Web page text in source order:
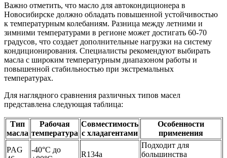
Важно отметить, что масло для автокондиционера в
Новосибирске должно обладать повышенной устойчивостью
к температурным колебаниям. Разница между летними и
зимними температурами в регионе может достигать 60-70
градусов, что создает дополнительные нагрузки на систему
кондиционирования. Специалисты рекомендуют выбирать
масла с широким температурным диапазоном работы и
повышенной стабильностью при экстремальных
температурах.
Для наглядного сравнения различных типов масел
представлена следующая таблица:
Тип
масла
Рабочая
температура
Совместимость
с хладагентами
Особенности
применения
PAG
-40°C до
R134a
Подходит для
большинства